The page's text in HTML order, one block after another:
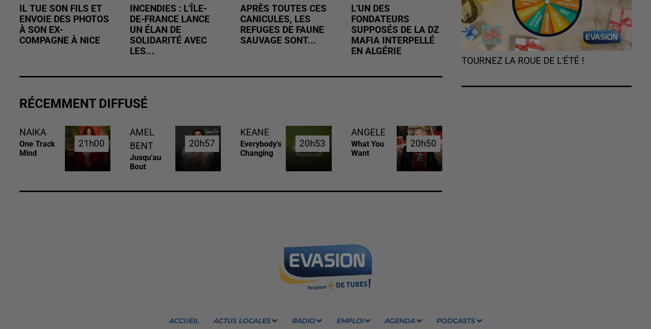
IL TUE SON FILS ET
ENVOIE DES PHOTOS
À SON EX-
COMPAGNE À NICE
INCENDIES : L’ÎLE-
DE-FRANCE LANCE
UN ÉLAN DE
SOLIDARITÉ AVEC
LES...
APRÈS TOUTES CES
CANICULES, LES
REFUGES DE FAUNE
SAUVAGE SONT...
L’UN DES
FONDATEURS
SUPPOSÉS DE LA DZ
MAFIA INTERPELLÉ
EN ALGÉRIE
RÉCEMMENT DIFFUSÉ
NAIKA
One Track
Mind
21h00
21h00
AMEL
BENT
Jusqu'au
Bout
20h57
20h57
KEANE
Everybody's
Changing
20h53
20h53
ANGELE
What You
Want
20h50
20h50
TOURNEZ LA ROUE DE L'ÉTÉ !
ACCUEIL ACTUS LOCALES RADIO EMPLOI AGENDA PODCASTS